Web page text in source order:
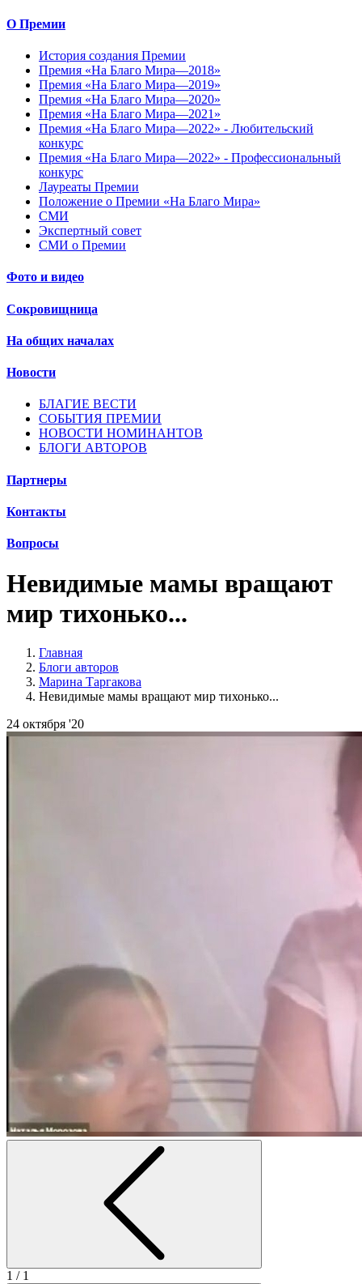
О Премии
История создания Премии
Премия «На Благо Мира—2018»
Премия «На Благо Мира—2019»
Премия «На Благо Мира—2020»
Премия «На Благо Мира—2021»
Премия «На Благо Мира—2022» - Любительский
конкурс
Премия «На Благо Мира—2022» - Профессиональный
конкурс
Лауреаты Премии
Положение о Премии «На Благо Мира»
СМИ
Экспертный совет
СМИ о Премии
Фото и видео
Сокровищница
На общих началах
Новости
БЛАГИЕ ВЕСТИ
СОБЫТИЯ ПРЕМИИ
НОВОСТИ НОМИНАНТОВ
БЛОГИ АВТОРОВ
Партнеры
Контакты
Вопросы
Невидимые мамы вращают
мир тихонько...
Главная
Блоги авторов
Марина Таргакова
Невидимые мамы вращают мир тихонько...
24 октября '20
1 / 1